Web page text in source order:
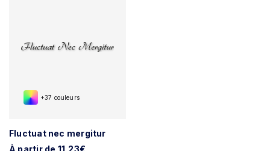
+37 couleurs
Fluctuat nec mergitur
À partir de 11,23€